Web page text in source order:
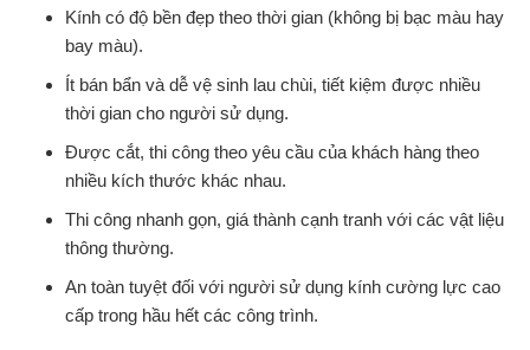
Kính có độ bền đẹp theo thời gian (không bị bạc màu hay
bay màu).
Ít bán bẩn và dễ vệ sinh lau chùi, tiết kiệm được nhiều
thời gian cho người sử dụng.
Được cắt, thi công theo yêu cầu của khách hàng theo
nhiều kích thước khác nhau.
Thi công nhanh gọn, giá thành cạnh tranh với các vật liệu
thông thường.
An toàn tuyệt đối với người sử dụng kính cường lực cao
cấp trong hầu hết các công trình.